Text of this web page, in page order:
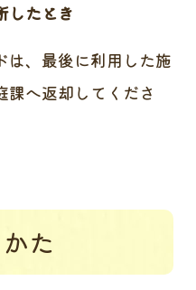
したとき
、最後に利用した施
へ返却してくださ
た